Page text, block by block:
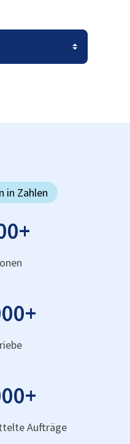
in Zahlen
+
+
+
Aufträge